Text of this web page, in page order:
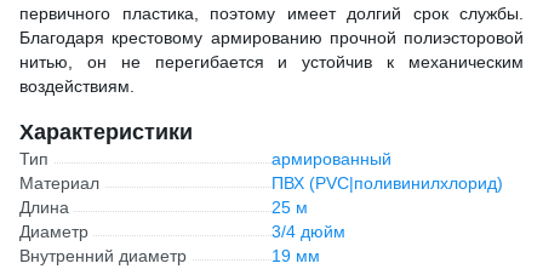
первичного пластика, поэтому имеет долгий срок службы.
Благодаря крестовому армированию прочной полиэсторовой
нитью, он не перегибается и устойчив к механическим
воздействиям.
Характеристики
Тип
армированный
Материал
ПВХ (PVC|поливинилхлорид)
Длина
25 м
Диаметр
3/4 дюйм
Внутренний диаметр
19 мм